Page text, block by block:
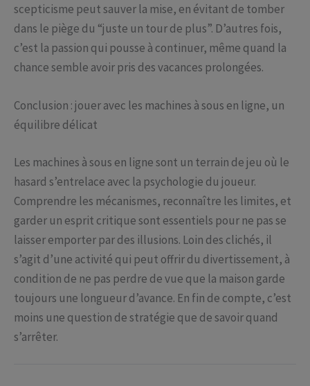
scepticisme peut sauver la mise, en évitant de tomber
dans le piège du “juste un tour de plus”. D’autres fois,
c’est la passion qui pousse à continuer, même quand la
chance semble avoir pris des vacances prolongées.
Conclusion : jouer avec les machines à sous en ligne, un
équilibre délicat
Les machines à sous en ligne sont un terrain de jeu où le
hasard s’entrelace avec la psychologie du joueur.
Comprendre les mécanismes, reconnaître les limites, et
garder un esprit critique sont essentiels pour ne pas se
laisser emporter par des illusions. Loin des clichés, il
s’agit d’une activité qui peut offrir du divertissement, à
condition de ne pas perdre de vue que la maison garde
toujours une longueur d’avance. En fin de compte, c’est
moins une question de stratégie que de savoir quand
s’arrêter.